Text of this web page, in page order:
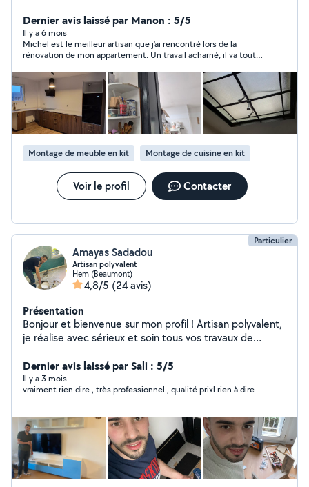
placard , construction de dressing , réparation de votre
cyclo , je peux également vous dépanner en électricité,
plomberie, papier peints , placo, peintures, enduits,
menuiserie, jardin et même le montage et l'entretien de
votre piscine . Bien outillé je suis a votre disposition a
moindre cout ...
Dernier avis laissé par Manon : 5/5
Il y a 6 mois
Michel est le meilleur artisan que j'ai rencontré lors de la
rénovation de mon appartement. Un travail acharné, il va tout
meilleur possible C'est une personne très sympathique, à
l'écoute, très respectueux. Une personne de confiance. Le tarif
est très très raisonnable. Michel effectuera l'ensemble des
travaux chez moi désormais! Merci Michel, ma cuisine est
magnifique Ne changez rien
Montage de meuble en kit Montage de cuisine en kit
Voir le profil Contacter
Particulier
Amayas Sadadou
Artisan polyvalent
Hem (Beaumont)
4,8/5 (24 avis)
Présentation
Bonjour et bienvenue sur mon profil ! Artisan polyvalent,
je réalise avec sérieux et soin tous vos travaux de
intérieure (murs, plafonds, portes) Pose de parquet, sol
PVC et stratifié Pose de carrelage Montage et
installation de cuisines Montage de meubles de toutes
et luminaires Petits travaux de plomberie et d'électricité
Enduit, rebouchage, finitions et réparations Tous types
de travaux de bricolage et d'aménagement intérieur Je
travaille avec rigueur, ponctualité et le souci du détail
afin de garantir un résultat propre et durable. Je
Dernier avis laissé par Sali : 5/5
Il y a 3 mois
vraiment rien dire , très professionnel , qualité prixl rien à dire